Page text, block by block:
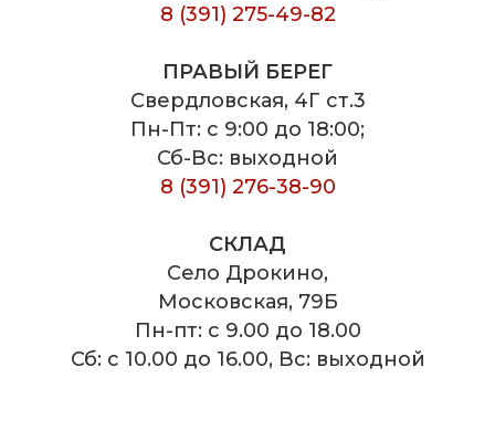
8 (391) 275-49-82
ПРАВЫЙ БЕРЕГ
Свердловская, 4Г ст.3
Пн-Пт: с 9:00 до 18:00;
Сб-Вс: выходной
8 (391) 276-38-90
СКЛАД
Село Дрокино,
Московская, 79Б
Пн-пт: с 9.00 до 18.00
Сб: с 10.00 до 16.00, Вс: выходной